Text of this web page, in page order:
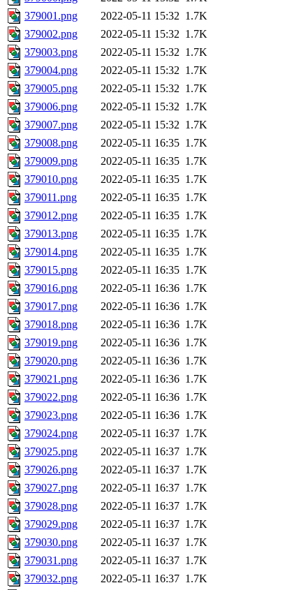
379001.png
2022-05-11 15:32 1.7K
379002.png
2022-05-11 15:32 1.7K
379003.png
2022-05-11 15:32 1.7K
379004.png
2022-05-11 15:32 1.7K
379005.png
2022-05-11 15:32 1.7K
379006.png
2022-05-11 15:32 1.7K
379007.png
2022-05-11 15:32 1.7K
379008.png
2022-05-11 16:35 1.7K
379009.png
2022-05-11 16:35 1.7K
379010.png
2022-05-11 16:35 1.7K
379011.png
2022-05-11 16:35 1.7K
379012.png
2022-05-11 16:35 1.7K
379013.png
2022-05-11 16:35 1.7K
379014.png
2022-05-11 16:35 1.7K
379015.png
2022-05-11 16:35 1.7K
379016.png
2022-05-11 16:36 1.7K
379017.png
2022-05-11 16:36 1.7K
379018.png
2022-05-11 16:36 1.7K
379019.png
2022-05-11 16:36 1.7K
379020.png
2022-05-11 16:36 1.7K
379021.png
2022-05-11 16:36 1.7K
379022.png
2022-05-11 16:36 1.7K
379023.png
2022-05-11 16:36 1.7K
379024.png
2022-05-11 16:37 1.7K
379025.png
2022-05-11 16:37 1.7K
379026.png
2022-05-11 16:37 1.7K
379027.png
2022-05-11 16:37 1.7K
379028.png
2022-05-11 16:37 1.7K
379029.png
2022-05-11 16:37 1.7K
379030.png
2022-05-11 16:37 1.7K
379031.png
2022-05-11 16:37 1.7K
379032.png
2022-05-11 16:37 1.7K